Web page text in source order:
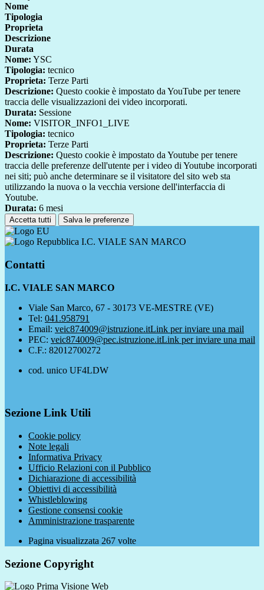
Nome
Tipologia
Proprieta
Descrizione
Durata
Nome: YSC
Tipologia: tecnico
Proprieta: Terze Parti
Descrizione: Questo cookie è impostato da YouTube per tenere
traccia delle visualizzazioni dei video incorporati.
Durata: Sessione
Nome: VISITOR_INFO1_LIVE
Tipologia: tecnico
Proprieta: Terze Parti
Descrizione: Questo cookie è impostato da Youtube per tenere
traccia delle preferenze dell'utente per i video di Youtube incorporati
nei siti; può anche determinare se il visitatore del sito web sta
utilizzando la nuova o la vecchia versione dell'interfaccia di
Youtube.
Durata: 6 mesi
Accetta tutti Salva le preferenze
I.C. VIALE SAN MARCO
Contatti
I.C. VIALE SAN MARCO
Viale San Marco, 67 - 30173 VE-MESTRE (VE)
Tel: 041.958791
Email: veic874009@istruzione.itLink per inviare una mail
PEC: veic874009@pec.istruzione.itLink per inviare una mail
C.F.: 82012700272
cod. unico UF4LDW
Sezione Link Utili
Cookie policy
Note legali
Informativa Privacy
Ufficio Relazioni con il Pubblico
Dichiarazione di accessibilità
Obiettivi di accessibilità
Whistleblowing
Gestione consensi cookie
Amministrazione trasparente
Pagina visualizzata 267 volte
Sezione Copyright